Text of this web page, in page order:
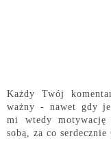
Każdy Twój
ważny - nawet gdy
mi wtedy
sobą, za co